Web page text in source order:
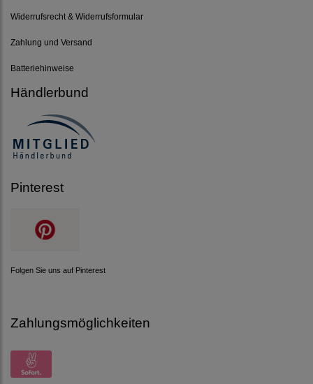
Widerrufsrecht & Widerrufsformular
Zahlung und Versand
Batteriehinweise
Händlerbund
Pinterest
Folgen Sie uns auf Pinterest
Zahlungsmöglichkeiten